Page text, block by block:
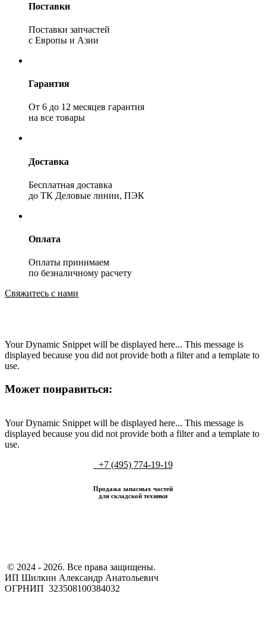
Поставки
Поставки запчастей
с Европы и Азии
Гарантия
От 6 до 12 месяцев гарантия
на все товары
Доставка
Бесплатная доставка
до ТК Деловые линии, ПЭК
Оплата
Оплаты принимаем
по безналичному расчету
Свяжитесь с нами
Your Dynamic Snippet will be displayed here... This message is
displayed because you did not provide both a filter and a template to
use.
Может понравиться:
Your Dynamic Snippet will be displayed here... This message is
displayed because you did not provide both a filter and a template to
use.
+7 (495) 774-19-19
Продажа запасных частей
для складской техники
​ © 2024 - 2026. Все права защищены.
ИП Шилкин Александр Анатольевич
ОГРНИП 323508100384032